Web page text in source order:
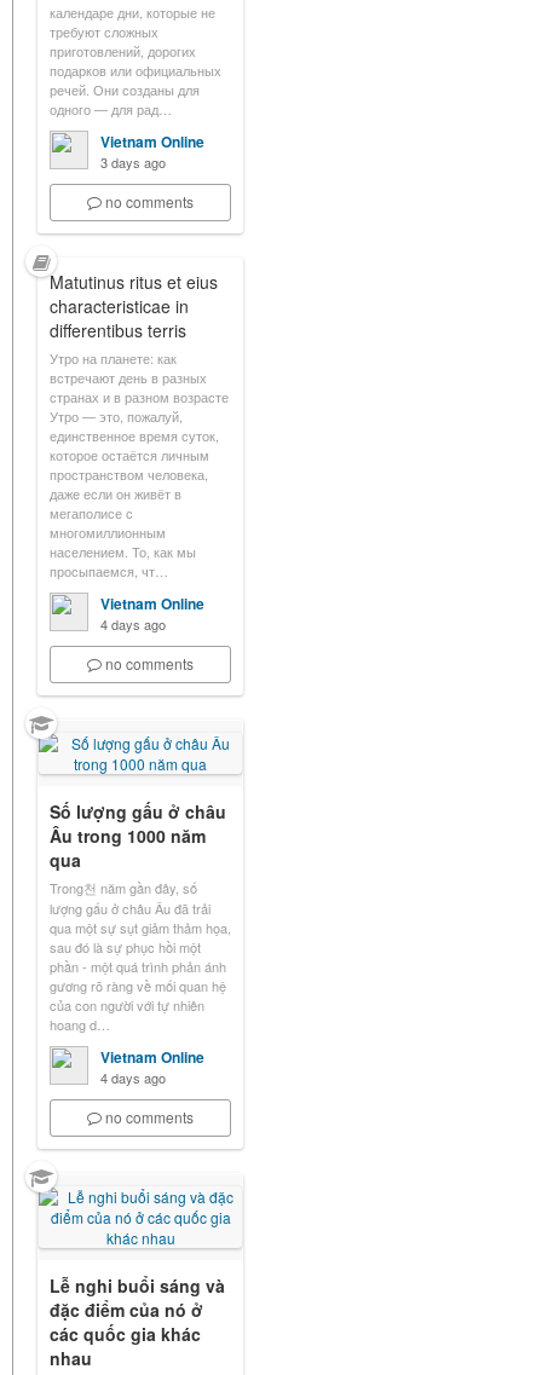
календаре дни, которые не
требуют сложных
приготовлений, дорогих
подарков или официальных
речей. Они созданы для
одного — для рад…
Vietnam Online
3 days ago
no comments
Matutinus ritus et eius
characteristicae in
differentibus terris
Утро на планете: как
встречают день в разных
странах и в разном возрасте
Утро — это, пожалуй,
единственное время суток,
которое остаётся личным
пространством человека,
даже если он живёт в
мегаполисе с
многомиллионным
населением. То, как мы
просыпаемся, чт…
Vietnam Online
4 days ago
no comments
Số lượng gấu ở châu
Âu trong 1000 năm
qua
Trong천 năm gần đây, số
lượng gấu ở châu Âu đã trải
qua một sự sụt giảm thảm họa,
sau đó là sự phục hồi một
phần - một quá trình phản ánh
gương rõ ràng về mối quan hệ
của con người với tự nhiên
hoang d…
Vietnam Online
4 days ago
no comments
Lễ nghi buổi sáng và
đặc điểm của nó ở
các quốc gia khác
nhau